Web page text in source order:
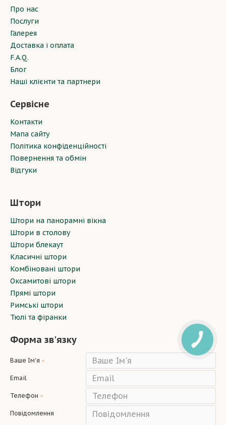
Про нас
Послуги
Галерея
Доставка і оплата
F.A.Q.
Блог
Наші клієнти та партнери
Сервісне
Контакти
Мапа сайту
Політика конфіденційності
Повернення та обмін
Відгуки
Штори
Штори на панорамні вікна
Штори в столову
Штори блекаут
Класичні штори
Комбіновані штори
Оксамитові штори
Прямі штори
Римські штори
Тюлі та фіранки
Форма зв'язку
Ваше Ім'я
Email
Телефон
Повідомлення